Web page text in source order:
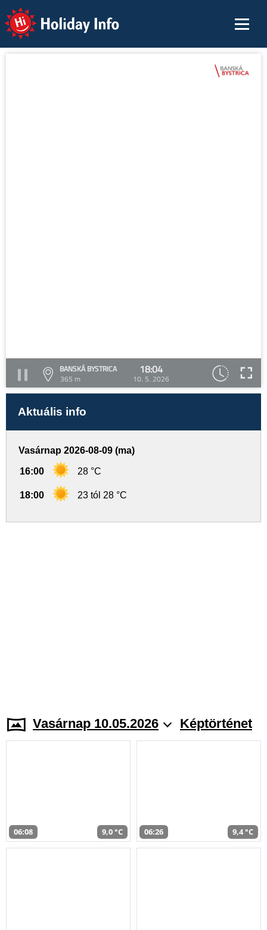
Holiday Info
BANSKÁ BYSTRICA
365 m
18:04
10. 5. 2026
Aktuális info
Vasárnap 2026-08-09 (ma)
16:00 28 °C
18:00 23 tól 28 °C
Vasárnap 10.05.2026 Képtörténet
06:08 9,0 °C 06:26 9,4 °C